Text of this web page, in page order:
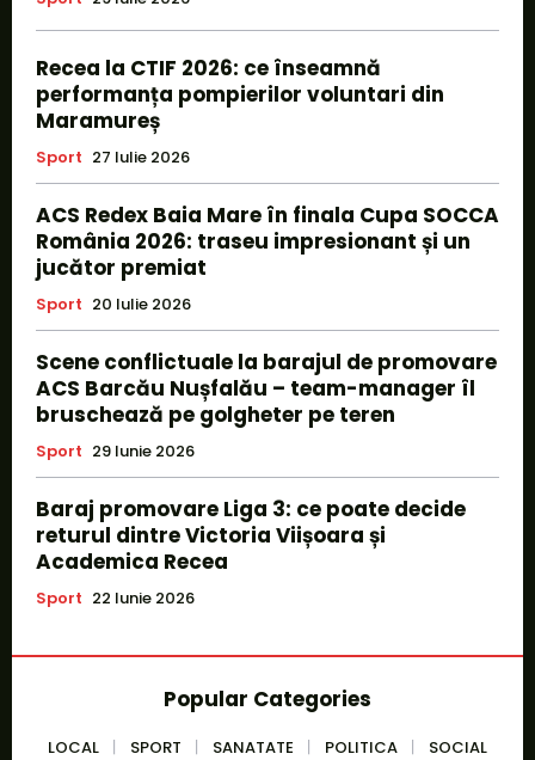
Recea la CTIF 2026: ce înseamnă
performanța pompierilor voluntari din
Maramureș
Sport 27 Iulie 2026
ACS Redex Baia Mare în finala Cupa SOCCA
România 2026: traseu impresionant și un
jucător premiat
Sport 20 Iulie 2026
Scene conflictuale la barajul de promovare
ACS Barcău Nușfalău – team-manager îl
bruschează pe golgheter pe teren
Sport 29 Iunie 2026
Baraj promovare Liga 3: ce poate decide
returul dintre Victoria Viișoara și
Academica Recea
Sport 22 Iunie 2026
Popular Categories
LOCAL SPORT SANATATE POLITICA
SOCIAL